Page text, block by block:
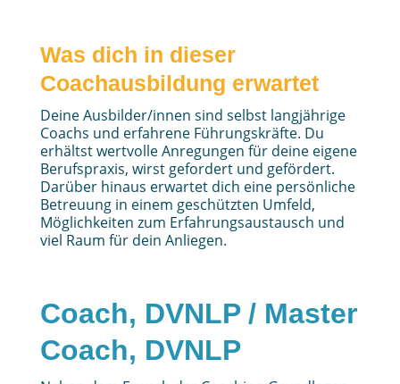
Was dich in dieser
Coachausbildung erwartet
Deine Ausbilder/innen sind selbst langjährige
Coachs und erfahrene Führungskräfte. Du
erhältst wertvolle Anregungen für deine eigene
Berufspraxis, wirst gefordert und gefördert.
Darüber hinaus erwartet dich eine persönliche
Betreuung in einem geschützten Umfeld,
Möglichkeiten zum Erfahrungsaustausch und
viel Raum für dein Anliegen.
Coach, DVNLP / Master
Coach, DVNLP